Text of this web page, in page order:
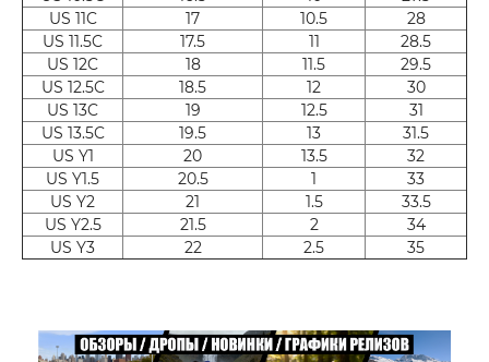
US 11C
17 10.5
28
US 11.5C
17.5 11
28.5
US 12C
18 11.5
29.5
US 12.5C
18.5 12
30
US 13C
19 12.5
31
US 13.5C
19.5 13
31.5
US Y1
20 13.5
32
US Y1.5
20.5 1
33
US Y2
21 1.5
33.5
US Y2.5
21.5 2
34
US Y3
22 2.5 35